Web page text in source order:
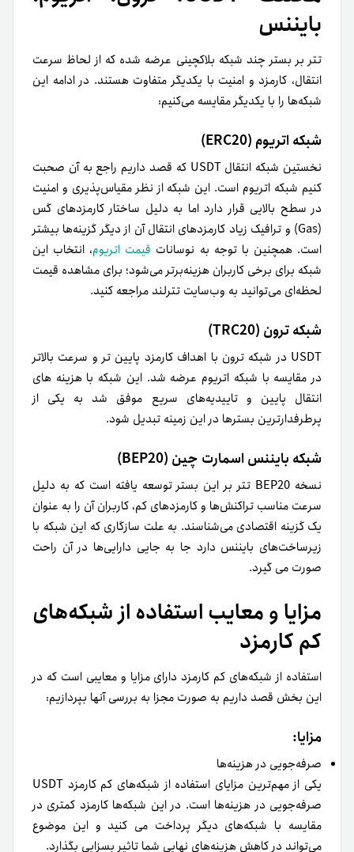
کنیم شبکه اتریوم است. این شبکه از نظر مقیاس‌پذیری و امنیت
در سطح بالایی قرار دارد اما به دلیل ساختار کارمزدهای گس
(Gas) و ترافیک زیاد کارمزدهای انتقال آن از دیگر گزینه‌ها بیشتر
است. همچنین با توجه به نوسانات
لحظه‌ای می‌توانید به وب‌سایت تترلند مراجعه کنید.
شبکه ترون (TRC20)
USDT در شبکه ترون با اهداف کارمزد پایین تر و سرعت بالاتر
در مقایسه با شبکه اتریوم عرضه شد. این شبکه با هزینه های
انتقال پایین و تاییدیه‌های سریع موفق شد به یکی از
پرطرفدارترین بسترها در این زمینه تبدیل شود.
نسخه BEP20 تتر بر این بستر توسعه یافته است که به دلیل
سرعت مناسب تراکنش‌ها و کارمزدهای کم، کاربران آن را به عنوان
یک گزینه اقتصادی می‌شناسند. به علت سازگاری که این شبکه با
زیرساخت‌های بایننس دارد جا به جایی دارایی‌ها در آن راحت
صورت می گیرد.
مزایا و معایب استفاده از شبکه‌های
کم کارمزد
استفاده از شبکه‌های کم کارمزد دارای مزایا و معایبی است که در
این بخش قصد داریم به صورت مجزا به بررسی آنها بپردازیم:
صرفه‌جویی در هزینه‌ها
صرفه‌جویی در هزینه‌ها است. در این شبکه‌ها کارمزد کمتری در
مقایسه با شبکه‌های دیگر پرداخت می کنید و این موضوع
می‌تواند در کاهش هزینه‌های نهایی شما تاثیر بسزایی بگذارد.
سرعت بالاتر تراکنش‌ها
عموما شبکه‌هایی که کارمزد کمتری دارند سرعت پردازش تراکنش
آنها نیز بالاتر است. این موضوع به این مفهوم است که واریزها و
برداشت‌ها سریع‌تر انجام می‌شوند. این مزیت به‌ویژه در مواقعی
که نوسانات بازار زیاد است می‌تواند بسیار مفید واقع شود.